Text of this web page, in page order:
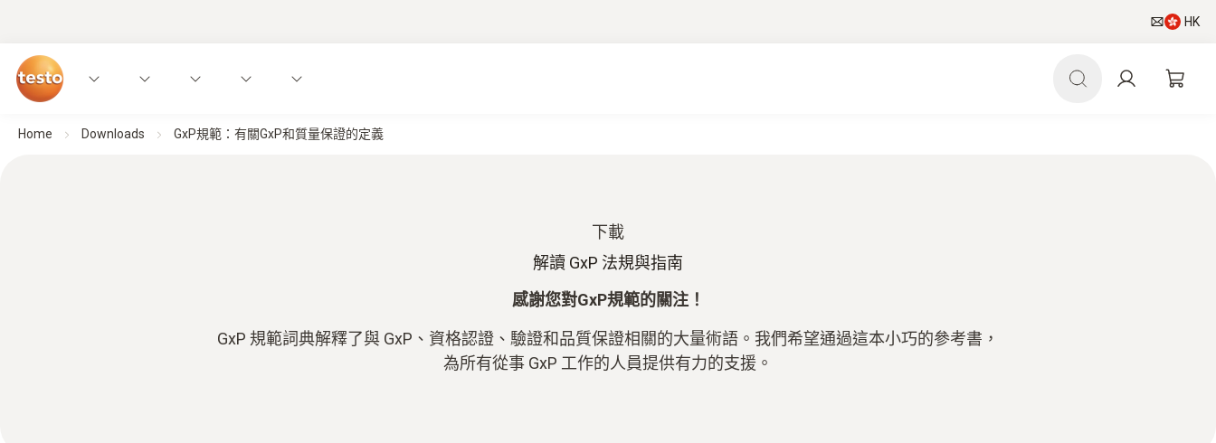
HK
Home Downloads GxP規範：有關GxP和質量保證的定義
下載
解讀 GxP 法規與指南
感謝您對GxP規範的關注！
GxP 規範詞典解釋了與 GxP、資格認證、驗證和品質保證相關的大量術語。我們希望通過這本小巧的參考書，
為所有從事 GxP 工作的人員提供有力的支援。